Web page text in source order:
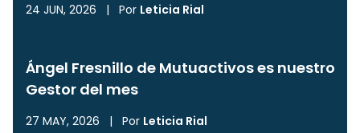
24 JUN, 2026 | Por Leticia Rial
Ángel Fresnillo de Mutuactivos es nuestro
Gestor del mes
27 MAY, 2026 | Por Leticia Rial